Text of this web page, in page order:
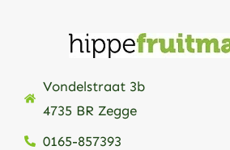
Vondelstraat 3b
4735 BR Zegge
0165-857393